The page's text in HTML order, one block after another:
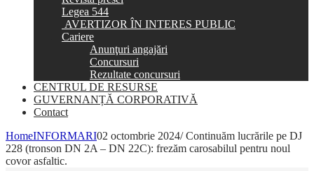
Legea 544
AVERTIZOR ÎN INTERES PUBLIC
Cariere
Anunţuri angajări
Concursuri
Rezultate concursuri
CENTRUL DE RESURSE
GUVERNANȚĂ CORPORATIVĂ
Contact
HomeINFORMARI02 octombrie 2024/ Continuăm lucrările pe DJ
228 (tronson DN 2A – DN 22C): frezăm carosabilul pentru noul
covor asfaltic.